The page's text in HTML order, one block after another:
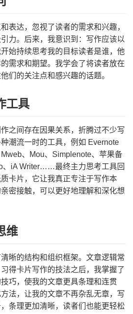
表达，忽视了读者的需求和兴趣，
力。后来，我意识到：写作应该以
始持续思考我的目标读者是谁，他
需求和期望。我学会了将读者放在
们的关注点和感兴趣的话题。
工具
之间存在因果关系，折腾过不少写
潮流一时的工具，例如 Evernote
、Mou、Simplenote、苹果备
、iA Writer……最终主力思考工具回
卡片，它让我真正专注于写作本
密接触，可以更好地理解和深化想
维
晰的结构和组织框架。文章逻辑常
得卡片写作的技法之后，我掌握了
巧，使我的文章更具条理和连贯
法，让我的文章不再杂乱无章，写
条理更加清晰，读者们也能更轻松